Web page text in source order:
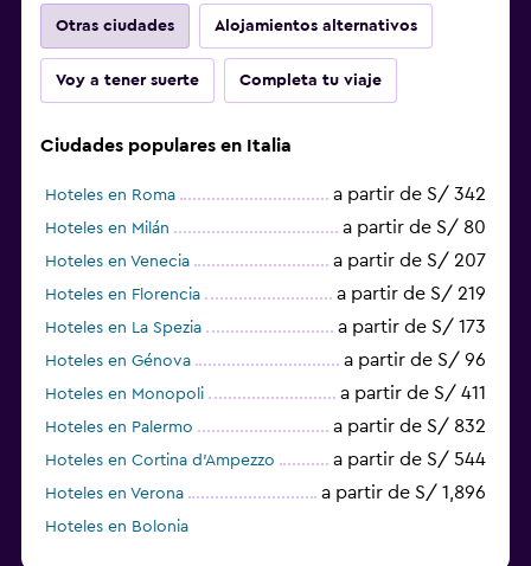
Otras ciudades Alojamientos alternativos
Voy a tener suerte Completa tu viaje
Ciudades populares en Italia
Hoteles en Roma a partir de S/ 342
Hoteles en Milán a partir de S/ 80
Hoteles en Venecia a partir de S/ 207
Hoteles en Florencia a partir de S/ 219
Hoteles en La Spezia a partir de S/ 173
Hoteles en Génova a partir de S/ 96
Hoteles en Monopoli a partir de S/ 411
Hoteles en Palermo a partir de S/ 832
Hoteles en Cortina d'Ampezzo a partir de S/ 544
Hoteles en Verona a partir de S/ 1,896
Hoteles en Bolonia